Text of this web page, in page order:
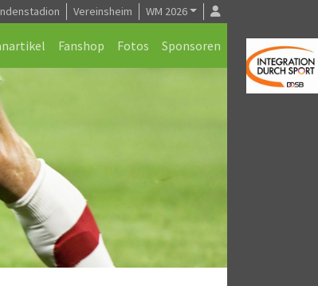
Vereinsheim WM 2026
Fanshop Fotos Sponsoren